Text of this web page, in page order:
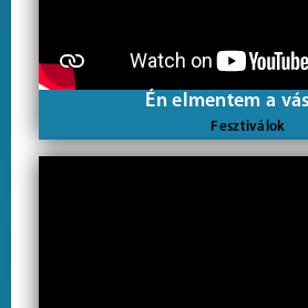
Én elmentem a
Fesztiválok